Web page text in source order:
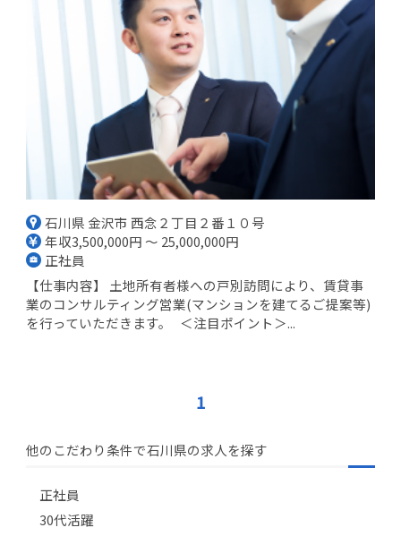
石川県 金沢市 西念２丁目２番１０号
年収3,500,000円 ～ 25,000,000円
正社員
【仕事内容】 土地所有者様への戸別訪問により、賃貸事
業のコンサルティング営業(マンションを建てるご提案等)
を行っていただきます。 ＜注目ポイント＞...
1
他のこだわり条件で石川県の求人を探す
正社員
30代活躍